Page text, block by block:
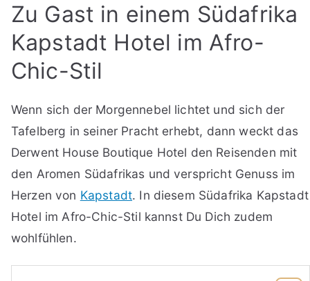
Zu Gast in einem Südafrika
Kapstadt Hotel im Afro-
Chic-Stil
Wenn sich der Morgennebel lichtet und sich der
Tafelberg in seiner Pracht erhebt, dann weckt das
Derwent House Boutique Hotel den Reisenden mit
den Aromen Südafrikas und verspricht Genuss im
Herzen von Kapstadt. In diesem Südafrika Kapstadt
Hotel im Afro-Chic-Stil kannst Du Dich zudem
wohlfühlen.